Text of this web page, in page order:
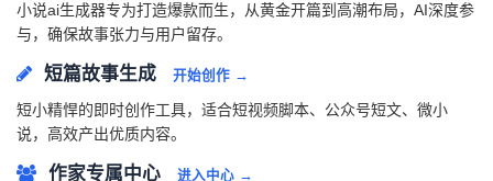
小说ai生成器专为打造爆款而生，从黄金开篇到高潮布局，AI深度参
与，确保故事张力与用户留存。
短篇故事生成 开始创作 →
短小精悍的即时创作工具，适合短视频脚本、公众号短文、微小
说，高效产出优质内容。
作家专属中心 进入中心 →